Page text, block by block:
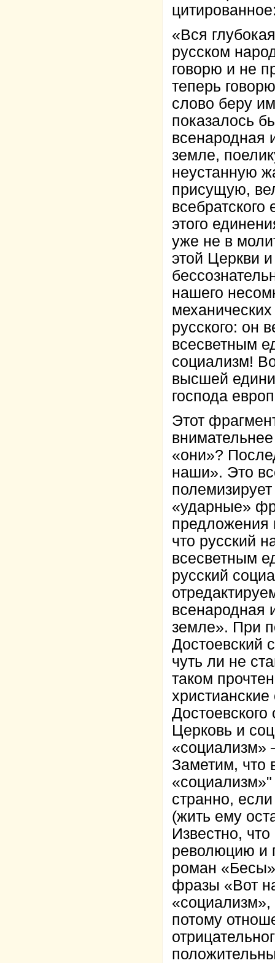
«Вся
русском
говорю и не
теперь
слово беру
показалось
всенародная
земле,
неустанную
присущую,
этого
уже не в
этой Церкви
нашего
русского: он
всесветным
социализм!
высшей
господа
Этот
«они»?
наши». Это
«ударные»
предложения
что русский
всесветным
русский
всенародная
земле». При
Достоевский
чуть ли не
таком
Церковь и
«социализм»
Заметим, что
странно,
(жить ему
Известно,
революцию и
роман
фразы «Вот
«социализм»,
потому